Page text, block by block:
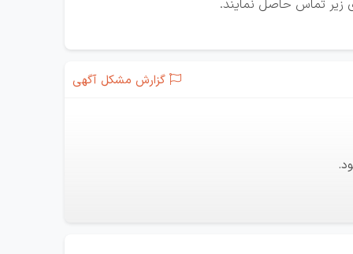
زیر تماس حاصل نمایند.
گزارش مشکل آگهی